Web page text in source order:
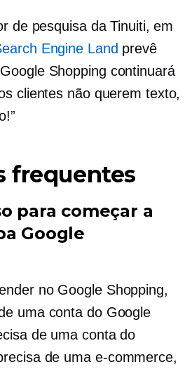
de pesquisa da Tinuiti, em
Engine Land prevê
Shopping continuará
clientes não querem texto,
frequentes
para começar a
Google
no Google Shopping,
uma conta do Google
de uma conta do
de uma e-commerce,